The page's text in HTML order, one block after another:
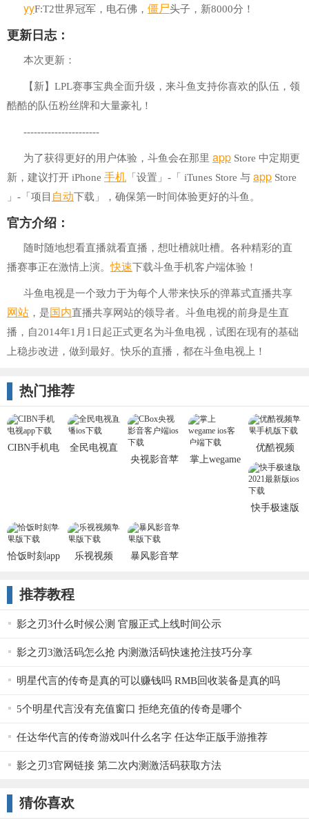
yyF:T2世界冠军，电石佛， 僵尸头子，新8000分！
更新日志：
本次更新：
【新】LPL赛事宝典全面升级，来斗鱼支持你喜欢的队伍，领
酷酷的队伍粉丝牌和大量豪礼！
----------------------
为了获得更好的用户体验，斗鱼会在那里 app Store 中定期更
新，建议打开 iPhone 手机 「设置」-「 iTunes Store 与 app Store
」-「项目 自动下载」，确保第一时间体验更好的斗鱼。
官方介绍：
随时随地想看直播就看直播，想吐槽就吐槽。各种精彩的直
播赛事正在激情上演。快速下载斗鱼手机客户端体验！
斗鱼电视是一个致力于为每个人带来快乐的弹幕式直播共享
网站 ，是国内直播共享网站的领导者。斗鱼电视的前身是生直
播，自2014年1月1日起正式更名为斗鱼电视，试图在现有的基础
上稳步改进，做到最好。快乐的直播，都在斗鱼电视上！
热门推荐
CIBN手机电
全民电视直
央视影音苹
掌上wegame
优酷视频
iPhone客户
端
快手极速版
恰饭时刻app
乐视视频
暴风影音苹
推荐教程
影之刃3什么时候公测 官服正式上线时间公示
影之刃3激活码怎么抢 内测激活码快速抢注技巧分享
明星代言的传奇是真的可以赚钱吗 RMB回收装备是真的吗
5个明星代言没有充值窗口 拒绝充值的传奇是哪个
任达华代言的传奇游戏叫什么名字 任达华正版手游推荐
影之刃3官网链接 第二次内测激活码获取方法
猜你喜欢